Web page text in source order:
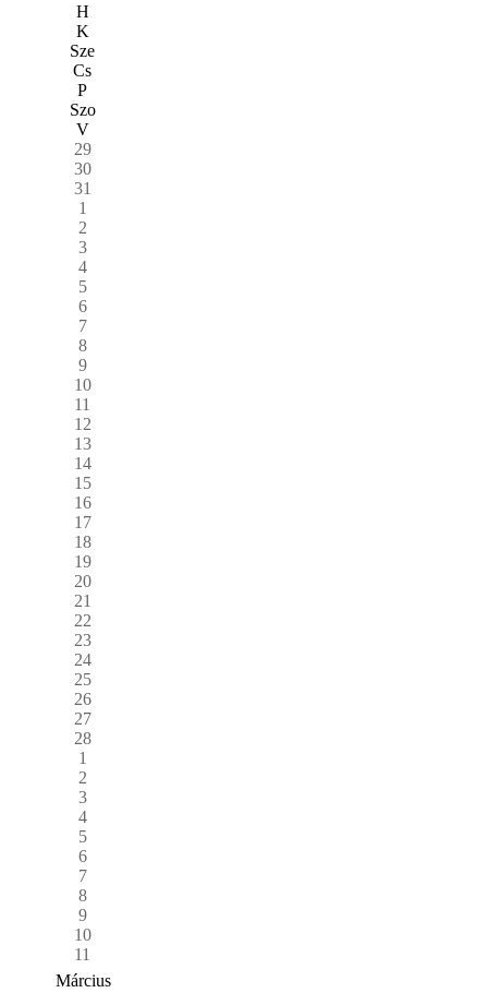
H
K
Sze
Cs
P
Szo
V
29
30
31
1
2
3
4
5
6
7
8
9
10
11
12
13
14
15
16
17
18
19
20
21
22
23
24
25
26
27
28
1
2
3
4
5
6
7
8
9
10
11
Március